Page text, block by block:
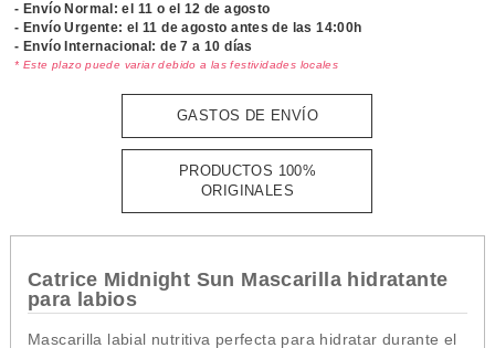
- Envío Normal: el 11 o el 12 de agosto
- Envío Urgente: el11 de agosto antes de las 14:00h
- Envío Internacional: de 7 a 10 días
* Este plazo puede variar debido a las festividades locales
GASTOS DE ENVÍO
PRODUCTOS 100%
ORIGINALES
Catrice Midnight Sun Mascarilla hidratante
para labios
Mascarilla labial nutritiva perfecta para hidratar durante el